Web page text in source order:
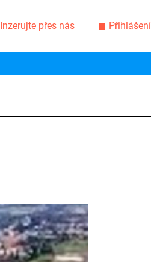
Inzerujte přes nás Přihlášení